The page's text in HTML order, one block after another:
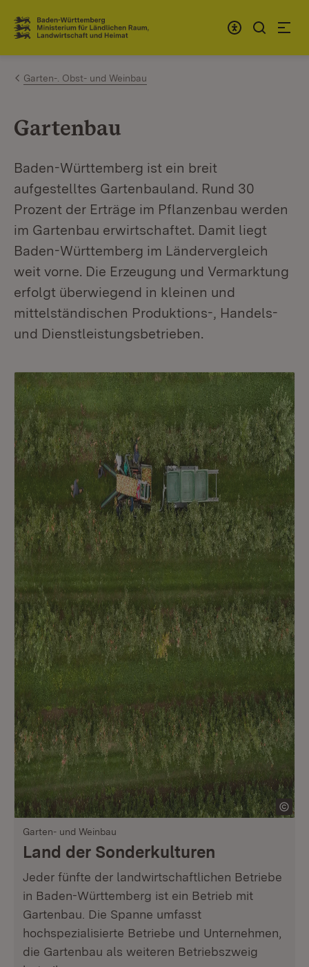
Zum Inhalt springen
Link zur Startseite
Garten-. Obst- und Weinbau
Gartenbau
Baden-Württemberg ist ein breit
aufgestelltes Gartenbauland. Rund 30
Prozent der Erträge im Pflanzenbau werden
im Gartenbau erwirtschaftet. Damit liegt
Baden-Württemberg im Ländervergleich
weit vorne. Die Erzeugung und Vermarktung
erfolgt überwiegend in kleinen und
mittelständischen Produktions-, Handels-
und Dienstleistungsbetrieben.
Garten- und Weinbau
Land der Sonderkulturen
Jeder fünfte der landwirtschaftlichen Betriebe
in Baden-Württemberg ist ein Betrieb mit
Gartenbau. Die Spanne umfasst
hochspezialisierte Betriebe und Unternehmen,
die Gartenbau als weiteren Betriebszweig